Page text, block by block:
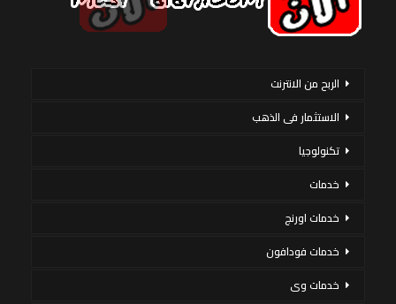
الربح من الانترنت
الاستثمار فى الذهب
تكنولوجيا
خدمات
خدمات اورنج
خدمات فودافون
خدمات وى